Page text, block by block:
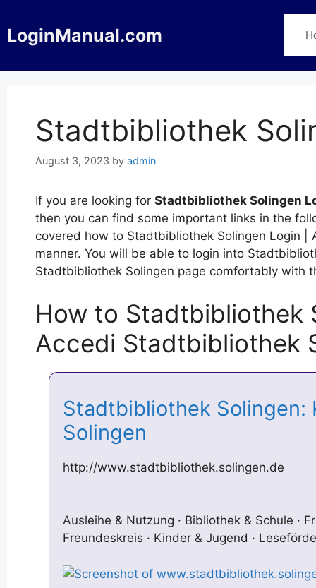
to
content
LoginManual.com
Stadtbibliothek
August 3, 2023 by admin
If you are looking for Stadtbibliothek Solingen
then you can find some important links in the
covered how to Stadtbibliothek Solingen Login
manner. You will be able to login into
Stadtbibliothek Solingen page comfortably with
How to Stadtbibliothek
Accedi Stadtbibliothek
Stadtbibliothek Solingen:
Solingen
http://www.stadtbibliothek.solingen.de
Ausleihe & Nutzung · Bibliothek & Schule ·
Freundeskreis · Kinder & Jugend ·